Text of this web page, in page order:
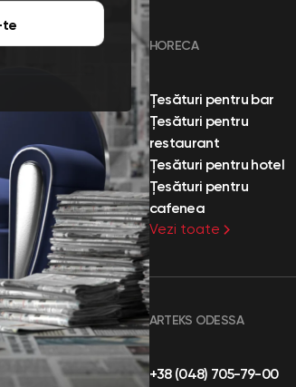
te
HORECA
Țesături pentru bar
Țesături pentru
restaurant
Țesături pentru hotel
Țesături pentru
cafenea
Vezi toate
ARTEKS ODESSA
+38 (048) 705-79-00